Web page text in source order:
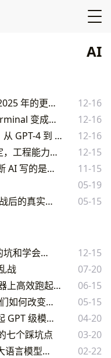
AI
GitHub Copilot 新功能盘点：2025 年的更新够不够用
12-16
Claude Code 进阶用法：把 Terminal 变成全能编程助手
12-16
2025 年 AI 编程工具年终横评：从 GPT-4 到 Claude 3 的变迁
12-16
2025 年 AI 编程：工具格局初定，工程能力崛起
12-15
AI 生成代码质量评估：怎么判断 AI 写的是不是好代码
11-15
05-19
AI 辅助 Code Review：一年实战后的真实反馈
05-15
2024 年 AI 编程：那些我踩过的坑和学会的事
12-15
战
07-20
vLLM 实战：如何在 GPU 服务器上高效跑起开源 LLM
06-15
2024 小模型崛起：Mistral 7B 们如何改变了 LLM 格局
05-15
Ollama 实战：在家用 Mac 跑起 GPT 级模型
04-20
七个踩坑点
03-20
Gemma vs Llama2: 谁是开源大语言模型之王？
02-22